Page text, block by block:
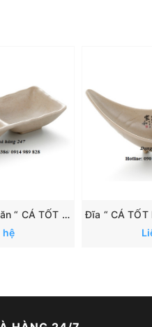
Chén chấm 2 ngăn “ CÁ TỐT LÀNH”: 167
hệ